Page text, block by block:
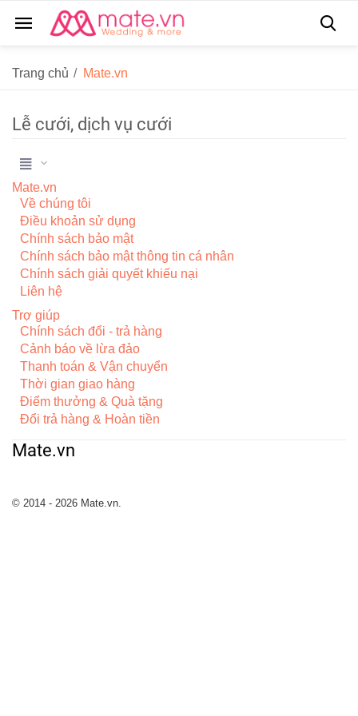
Trang chủ / Mate.vn
Lễ cưới, dịch vụ cưới
Mate.vn
Về chúng tôi
Điều khoản sử dụng
Chính sách bảo mật
Chính sách bảo mật thông tin cá nhân
Chính sách giải quyết khiếu nại
Liên hệ
Trợ giúp
Chính sách đổi - trả hàng
Cảnh báo về lừa đảo
Thanh toán & Vận chuyển
Thời gian giao hàng
Điểm thưởng & Quà tặng
Đổi trả hàng & Hoàn tiền
Mate.vn
© 2014 - 2026 Mate.vn.